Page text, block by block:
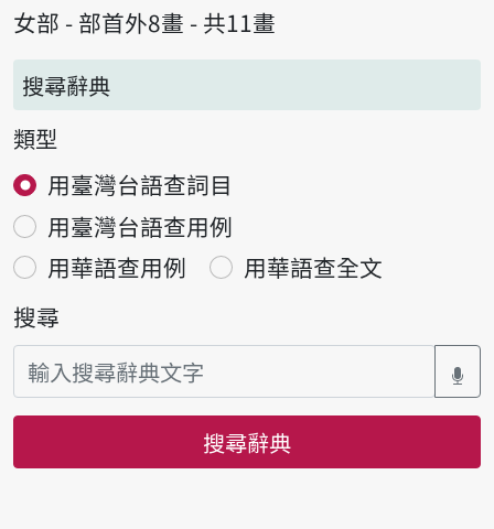
女部 - 部首外8畫 - 共11畫
搜尋辭典
類型
用臺灣台語查詞目
用臺灣台語查用例
用華語查用例
用華語查全文
搜尋
搜尋辭典